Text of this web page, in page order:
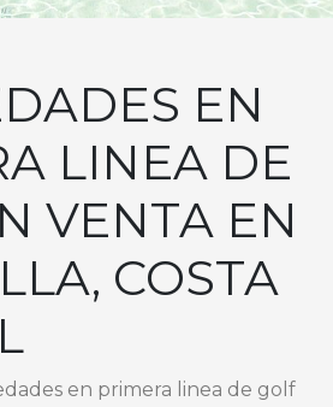
EN
LINEA DE
VENTA EN
COSTA
en primera linea de golf